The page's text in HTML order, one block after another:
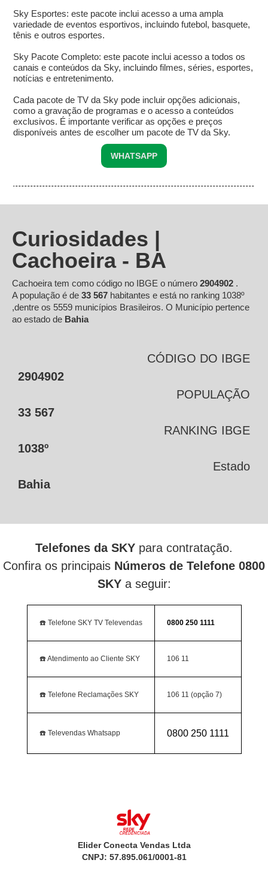
Sky Esportes: este pacote inclui acesso a uma ampla
variedade de eventos esportivos, incluindo futebol, basquete,
tênis e outros esportes.
Sky Pacote Completo: este pacote inclui acesso a todos os
canais e conteúdos da Sky, incluindo filmes, séries, esportes,
notícias e entretenimento.
Cada pacote de TV da Sky pode incluir opções adicionais,
como a gravação de programas e o acesso a conteúdos
exclusivos. É importante verificar as opções e preços
disponíveis antes de escolher um pacote de TV da Sky.
WHATSAPP
Curiosidades |
Cachoeira - BA
Cachoeira tem como código no IBGE o número 2904902 .
A população é de 33 567 habitantes e está no ranking 1038º
,dentre os 5559 municípios Brasileiros. O Município pertence
ao estado de Bahia
CÓDIGO DO IBGE
2904902
POPULAÇÃO
33 567
RANKING IBGE
1038º
Estado
Bahia
Telefones da SKY para contratação.
Confira os principais Números de Telefone 0800
SKYa seguir:
☎️ Telefone SKY TV Televendas 0800 250 1111
☎️ Atendimento ao Cliente SKY 106 11
☎️ Telefone Reclamações SKY 106 11 (opção 7)
☎️ Televendas Whatsapp 0800 250 1111
Elider Conecta Vendas Ltda
CNPJ: 57.895.061/0001-81